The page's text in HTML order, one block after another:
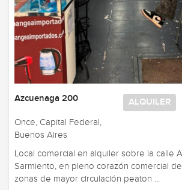
ALQUILER
Azcuenaga 200
Once, Capital Federal,
Buenos Aires
Local comercial en alquiler sobre la calle
Sarmiento, en pleno corazón comercial
zonas de mayor circulación peaton ...